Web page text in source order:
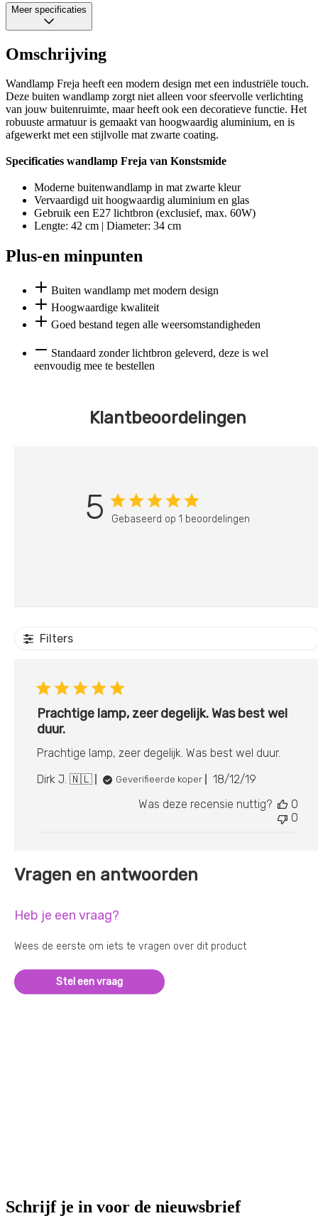
Meer specificaties
Omschrijving
Wandlamp Freja heeft een modern design met een industriële touch.
Deze buiten wandlamp zorgt niet alleen voor sfeervolle verlichting
van jouw buitenruimte, maar heeft ook een decoratieve functie. Het
robuuste armatuur is gemaakt van hoogwaardig aluminium, en is
afgewerkt met een stijlvolle mat zwarte coating.
Specificaties wandlamp Freja van Konstsmide
Moderne buitenwandlamp in mat zwarte kleur
Vervaardigd uit hoogwaardig aluminium en glas
Gebruik een E27 lichtbron (exclusief, max. 60W)
Lengte: 42 cm | Diameter: 34 cm
Plus-en minpunten
Buiten wandlamp met modern design
Hoogwaardige kwaliteit
Goed bestand tegen alle weersomstandigheden
Standaard zonder lichtbron geleverd, deze is wel
eenvoudig mee te bestellen
Klantbeoordelingen
5 Gebaseerd op 1 beoordelingen
Filters
Prachtige lamp, zeer degelijk. Was best wel
duur.
Prachtige lamp, zeer degelijk. Was best wel duur.
Dirk J. 🇳🇱
Geverifieerde koper
18/12/19
Was deze recensie nuttig?
0
0
Vragen en antwoorden
Heb je een vraag?
Wees de eerste om iets te vragen over dit product
Stel een vraag
Schrijf je in voor de nieuwsbrief